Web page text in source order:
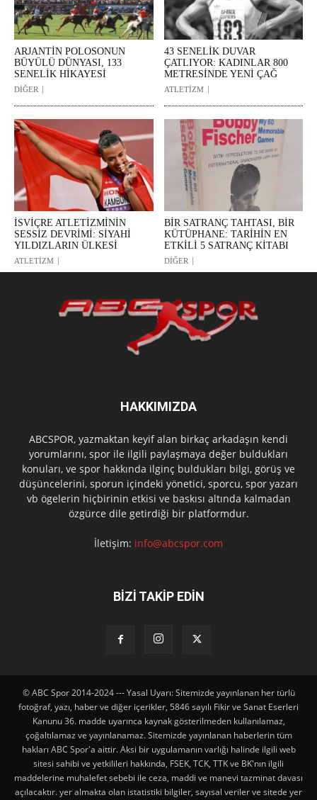
ARJANTİN POLOSONUN
BÜYÜLÜ DÜNYASI, 133
SENELİK HİKAYESİ
DİĞER
43 SENELİK DUVAR
ÇATLIYOR: KADINLAR 800
METRESİNDE YENİ ÇAĞ
ATLETİZM
İSVİÇRE ATLETİZMİNİN
SESSİZ DEVRİMİ: SİYAHİ
YILDIZLARIN ÜLKESİ
ATLETİZM
BİR SATRANÇ TAHTASI, BİR
KÜTÜPHANE: TARİHİN EN
ETKİLİ 5 SATRANÇ KİTABI
DİĞER
HAKKIMIZDA
ABCSPOR, yazmaktan keyif alan birkaç arkadaşın kendi
yorumlarını, spor ile ilgili paylaşmaya değer buldukları
konuları, ve spor hakkında ilginç buldukları bilgi, görüş ve
düşüncelerini, sporun içindeki yönetici, sporcu, spor yazarı
vb ögelerin hiçbirinin etkisi ve baskısı altında kalmadan
özgürce dile getirdiği bir platformdur.
İletişim: info@abcspor.com
BİZİ TAKİP EDİN
© ABC Spor 2014-2024 --- Yasal Uyarı: Sitemizde yayınlanan her türlü
fotoğraf, yazı, haber ve diğer içerikler, 5846 sayılı Fikir ve Sanat Eserleri
Kanunu 36. madde uyarınca kaynak gösterilmeden kullanılamaz,
çoğaltılamaz ve yayınlanamaz. Sitemizde yayınlanan haberlerin tüm
hakları ABC Spor'a aittir. Aksi bir uygulamanın varlığı halinde ilgili web
sitesi sahibi ve yetkilileri hakkında, FSEK, TCK, TTK ve BK'nın ilgili
maddelerine muhalefet sebebi ile ceza, maddi ve manevi tazminat davası
açılacaktır. yer almakta olan istatistiki bilgiler, sayısal veriler ve sitede yer